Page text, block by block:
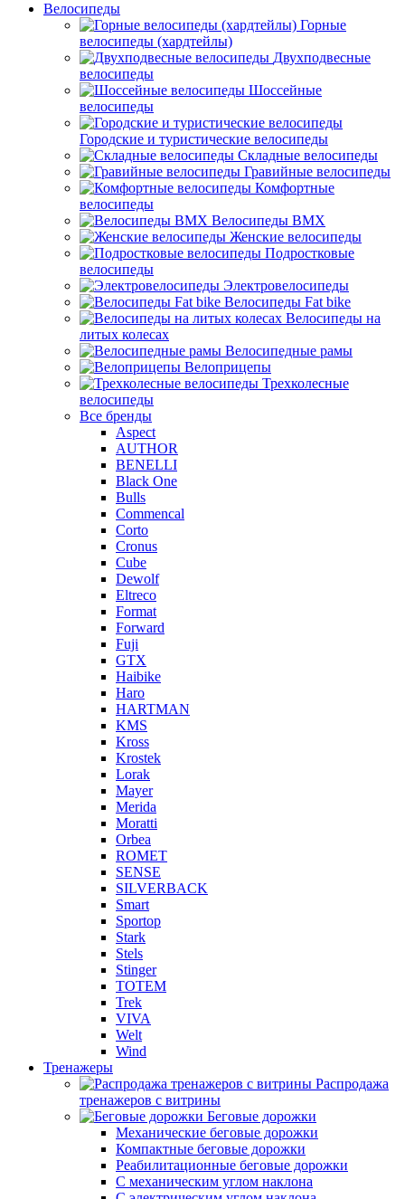
Велосипеды
Горные
велосипеды (хардтейлы)
Двухподвесные
велосипеды
Шоссейные
велосипеды
Городские и туристические велосипеды
Складные велосипеды
Гравийные велосипеды
Комфортные
велосипеды
Велосипеды BMX
Женские велосипеды
Подростковые
велосипеды
Электровелосипеды
Велосипеды Fat bike
Велосипеды на
литых колесах
Велосипедные рамы
Велоприцепы
Трехколесные
велосипеды
Все бренды
Aspect
AUTHOR
BENELLI
Black One
Bulls
Commencal
Corto
Cronus
Cube
Dewolf
Eltreco
Format
Forward
Fuji
GTX
Haibike
Haro
HARTMAN
KMS
Kross
Krostek
Lorak
Mayer
Merida
Moratti
Orbea
ROMET
SENSE
SILVERBACK
Smart
Sportop
Stark
Stels
Stinger
TOTEM
Trek
VIVA
Welt
Wind
Тренажеры
Распродажа
тренажеров с витрины
Беговые дорожки
Механические беговые дорожки
Компактные беговые дорожки
Реабилитационные беговые дорожки
С механическим углом наклона